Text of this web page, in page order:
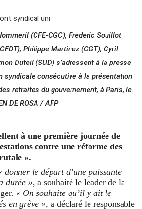
(CFE-CGC), Frederic Souillot
Philippe Martinez (CGT), Cyril
Duteil (SUD) s’adressent à la presse
syndicale consécutive à la présentation
retraites du gouvernement, à Paris, le
DE ROSA / AFP
à une première journée de
contre une réforme des
».
donner le départ d’une puissante
durée », a souhaité le leader de la
« On souhaite qu’il y ait le
en grève », a déclaré le responsable